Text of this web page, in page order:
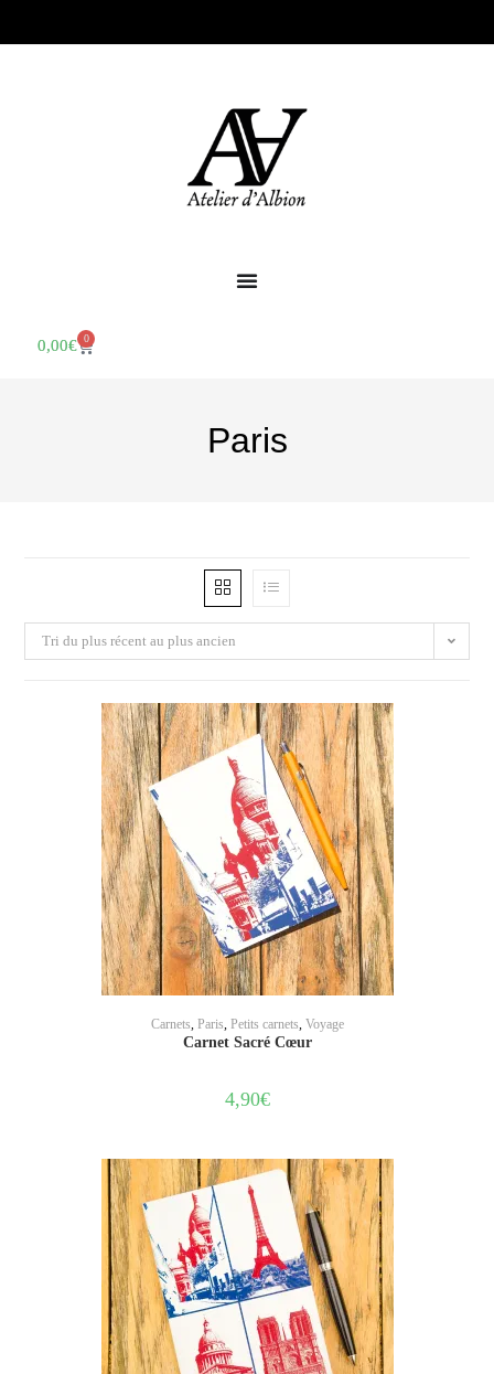
0,00€ 0
Paris
Tri du plus récent au plus ancien
AJOUTER AU PANIER
Carnets, Paris, Petits carnets, Voyage
Carnet Sacré Cœur
4,90€